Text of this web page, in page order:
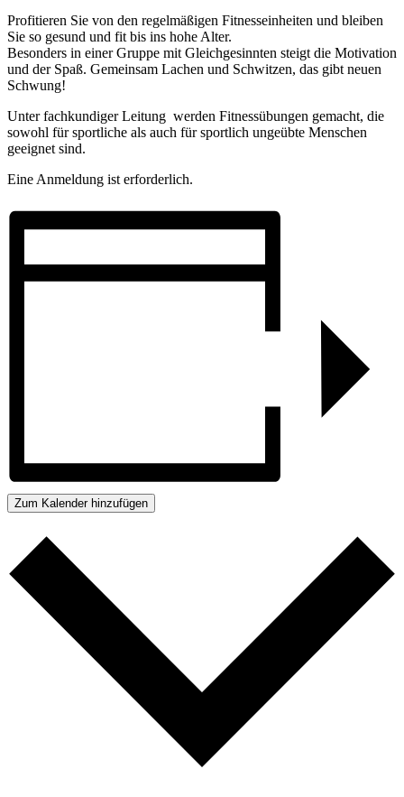
Profitieren Sie von den regelmäßigen Fitnesseinheiten und bleiben
Sie so gesund und fit bis ins hohe Alter.
Besonders in einer Gruppe mit Gleichgesinnten steigt die Motivation
und der Spaß. Gemeinsam Lachen und Schwitzen, das gibt neuen
Schwung!
Unter fachkundiger Leitung werden Fitnessübungen gemacht, die
sowohl für sportliche als auch für sportlich ungeübte Menschen
geeignet sind.
Eine Anmeldung ist erforderlich.
Zum Kalender hinzufügen